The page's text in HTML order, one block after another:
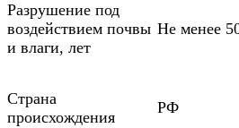
Разрушение под
воздействием почвы
и влаги, лет
Не менее
Страна
происхождения
РФ